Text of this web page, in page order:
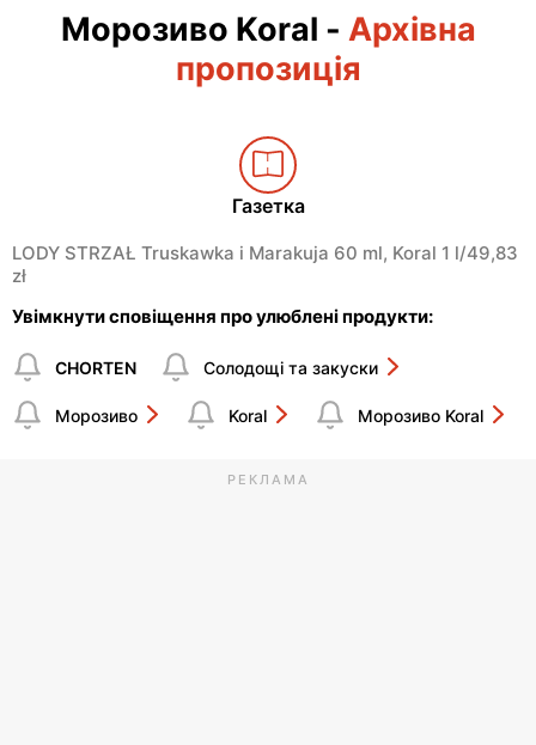
Морозиво Koral - Архівна
пропозиція
Газетка
LODY STRZAŁ Truskawka i Marakuja 60 ml, Koral 1 l/49,83
zł
Увімкнути сповіщення про улюблені продукти:
CHORTEN Солодощі та закуски
Морозиво Koral Морозиво Koral
РЕКЛАМА